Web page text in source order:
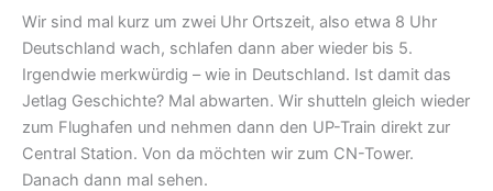
Wir sind mal kurz um zwei Uhr Ortszeit, also etwa 8 Uhr
Deutschland wach, schlafen dann aber wieder bis 5.
Irgendwie merkwürdig – wie in Deutschland. Ist damit das
Jetlag Geschichte? Mal abwarten. Wir shutteln gleich wieder
zum Flughafen und nehmen dann den UP-Train direkt zur
Central Station. Von da möchten wir zum CN-Tower.
Danach dann mal sehen.